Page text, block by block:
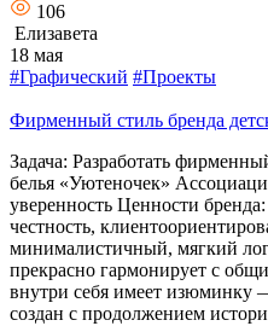
106
Елизавета
18 мая
#Графический #Проекты
Фирменный стиль бренда
Задача: Разработать
белья «Уютеночек»
уверенность Ценности
честность,
минималистичный, мягкий
прекрасно гармонирует с
внутри себя имеет изюминку
создан с продолжением